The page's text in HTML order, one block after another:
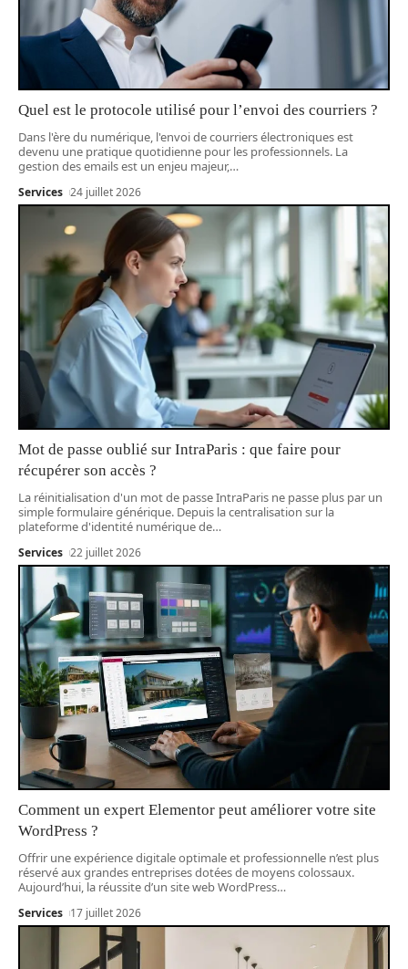
Quel est le protocole utilisé pour l’envoi des courriers ?
Dans l'ère du numérique, l'envoi de courriers électroniques est
devenu une pratique quotidienne pour les professionnels. La
gestion des emails est un enjeu majeur,…
Services 24 juillet 2026
Mot de passe oublié sur IntraParis : que faire pour
récupérer son accès ?
La réinitialisation d'un mot de passe IntraParis ne passe plus par un
simple formulaire générique. Depuis la centralisation sur la
plateforme d'identité numérique de…
Services 22 juillet 2026
Comment un expert Elementor peut améliorer votre site
WordPress ?
Offrir une expérience digitale optimale et professionnelle n’est plus
réservé aux grandes entreprises dotées de moyens colossaux.
Aujourd’hui, la réussite d’un site web WordPress…
Services 17 juillet 2026